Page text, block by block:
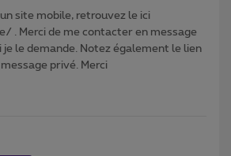
site mobile, retrouvez le ici
. Merci de me contacter en message
je le demande. Notez également le lien
privé. Merci